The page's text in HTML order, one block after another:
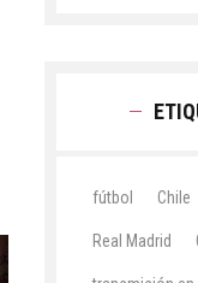
fútbol Chile
Real Madrid